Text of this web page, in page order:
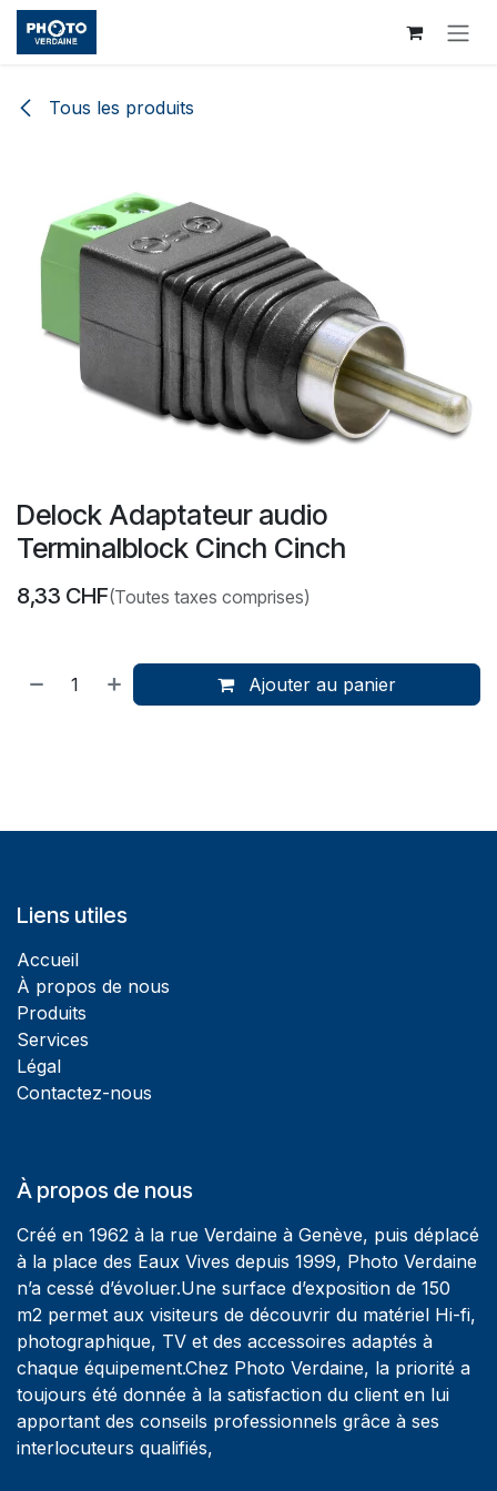
Se rendre au contenu
Tous les produits
Delock Adaptateur audio
Terminalblock Cinch Cinch
8,33 CHF(Toutes taxes comprises)
Ajouter au panier
Liens utiles
Accueil
À propos de nous
Produits
Services
Légal
Contactez-nous
À propos de nous
Créé en 1962 à la rue Verdaine à Genève, puis déplacé
à la place des Eaux Vives depuis 1999, Photo Verdaine
n’a cessé d’évoluer.Une surface d’exposition de 150
m2 permet aux visiteurs de découvrir du matériel Hi-fi,
photographique, TV et des accessoires adaptés à
chaque équipement.Chez Photo Verdaine, la priorité a
toujours été donnée à la satisfaction du client en lui
apportant des conseils professionnels grâce à ses
interlocuteurs qualifiés,